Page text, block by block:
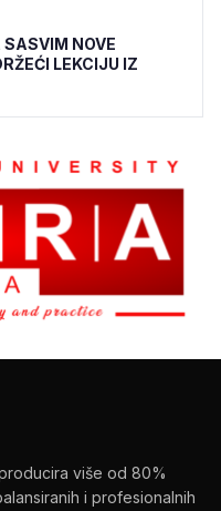
NOVE
LEKCIJU IZ
više od 80%
i profesionalnih